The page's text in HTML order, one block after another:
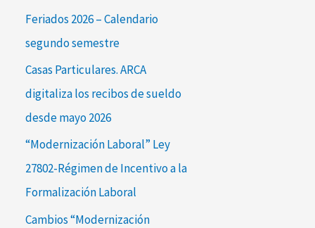
a
Feriados 2026 – Calendario
segundo semestre
Casas Particulares. ARCA
digitaliza los recibos de sueldo
desde mayo 2026
“Modernización Laboral” Ley
27802-Régimen de Incentivo a la
Formalización Laboral
Cambios “Modernización